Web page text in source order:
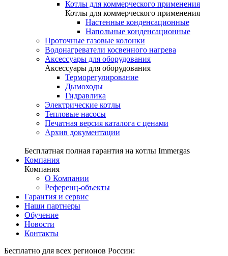
Котлы для коммерческого применения
Котлы для коммерческого применения
Настенные конденсационные
Напольные конденсационные
Проточные газовые колонки
Водонагреватели косвенного нагрева
Аксессуары для оборудования
Аксессуары для оборудования
Терморегулирование
Дымоходы
Гидравлика
Электрические котлы
Тепловые насосы
Печатная версия каталога с ценами
Архив документации
Бесплатная полная гарантия на котлы Immergas
Компания
Компания
О Компании
Референц-объекты
Гарантия и сервис
Наши партнеры
Обучение
Новости
Контакты
Бесплатно для всех регионов России: